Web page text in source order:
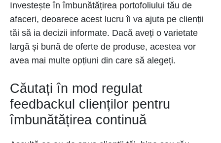
Investește în îmbunătățirea portofoliului tău de
afaceri, deoarece acest lucru îi va ajuta pe clienții
tăi să ia decizii informate. Dacă aveți o varietate
largă și bună de oferte de produse, acestea vor
avea mai multe opțiuni din care să alegeți.
Căutați în mod regulat
feedbackul clienților pentru
îmbunătățirea continuă